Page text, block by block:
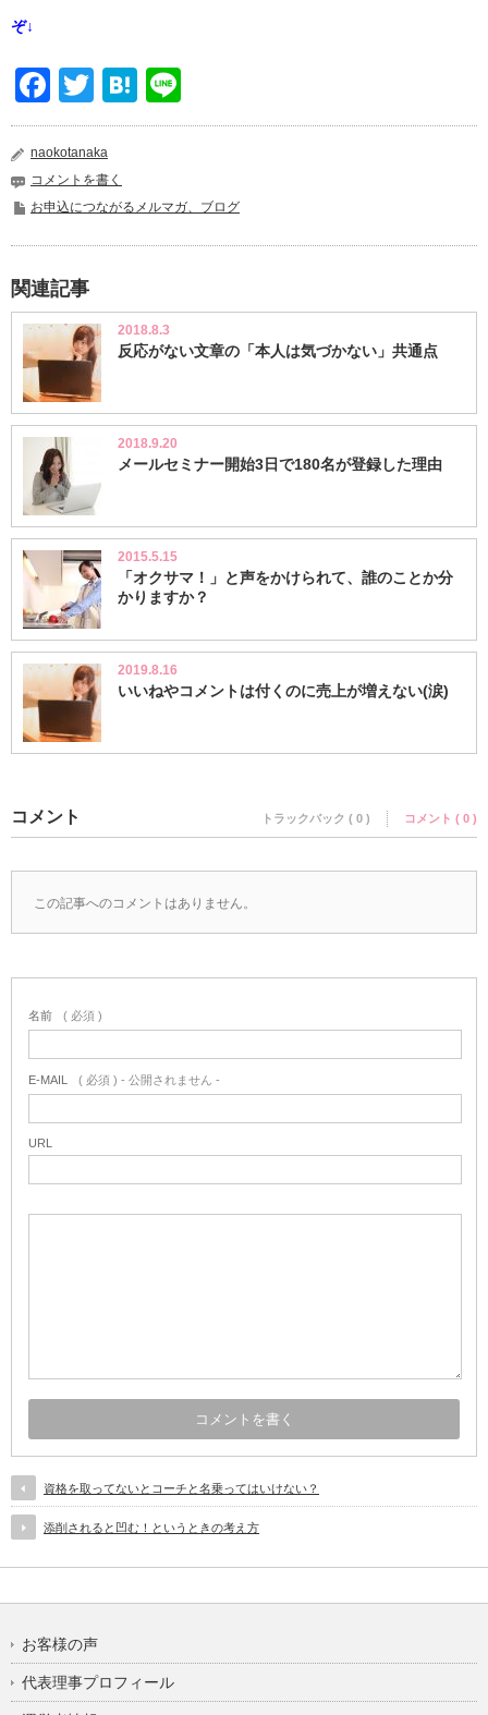
ぞ↓
Facebook
TwitterHatena
naokotanaka
コメントを書く
お申込につながるメルマガ、ブログ
関連記事
2018.8.3
反応がない文章の「本人は気づかない」共通点
2018.9.20
メールセミナー開始3日で180名が登録した理由
2015.5.15
「オクサマ！」と声をかけられて、誰のことか分
かりますか？
2019.8.16
いいねやコメントは付くのに売上が増えない(涙)
コメント トラックバック ( 0 ) コメント ( 0 )
この記事へのコメントはありません。
名前 ( 必須 )
E-MAIL ( 必須 ) - 公開されません -
URL
資格を取ってないとコーチと名乗ってはいけない？
添削されると凹む！というときの考え方
お客様の声
代表理事プロフィール